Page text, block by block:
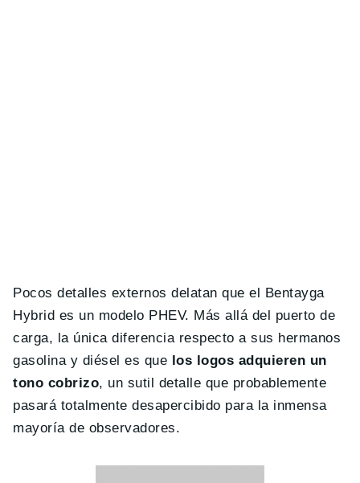
Pocos detalles externos delatan que el Bentayga
Hybrid es un modelo PHEV. Más allá del puerto de
carga, la única diferencia respecto a sus hermanos
gasolina y diésel es que los logos adquieren un
tono cobrizo, un sutil detalle que probablemente
pasará totalmente desapercibido para la inmensa
mayoría de observadores.